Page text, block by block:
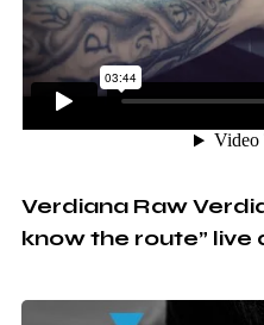
Verdiana Raw
know the route” live